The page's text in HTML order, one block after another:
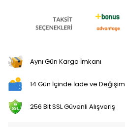
Aynı Gün Kargo İmkanı
14 Gün İçinde İade ve Değişim
256 Bit SSL Güvenli Alışveriş